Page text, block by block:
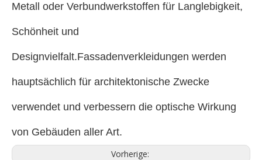
Metall oder Verbundwerkstoffen für Langlebigkeit,
Schönheit und
Designvielfalt.Fassadenverkleidungen werden
hauptsächlich für architektonische Zwecke
verwendet und verbessern die optische Wirkung
von Gebäuden aller Art.
Vorherige: